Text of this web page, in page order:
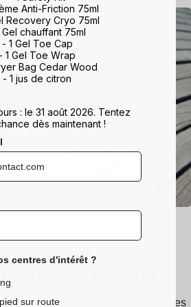
de trail running
de running et trail Sidas, conçues
Anti-Friction 75ml
Recovery Cryo 75ml
Gel chauffant 75ml
- 1 Gel Toe Cap
- 1 Gel Toe Wrap
Bag Cedar Wood
- 1 jus de citron
: le 31 août 2026. Tentez
dès maintenant !
centres d'intérêt ?
sur route